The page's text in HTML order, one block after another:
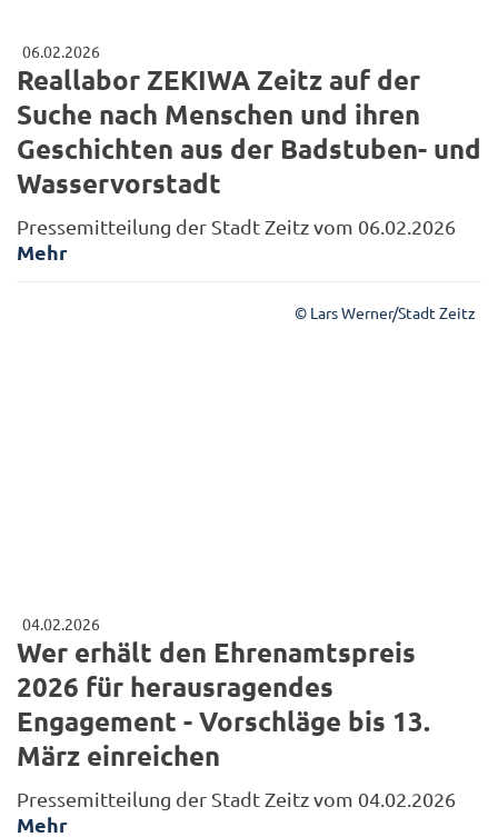
06.02.2026
Reallabor ZEKIWA Zeitz auf der
Suche nach Menschen und ihren
Geschichten aus der Badstuben- und
Wasservorstadt
Pressemitteilung der Stadt Zeitz vom 06.02.2026
Mehr
© Lars Werner/Stadt Zeitz
04.02.2026
Wer erhält den Ehrenamtspreis
2026 für herausragendes
Engagement - Vorschläge bis 13.
März einreichen
Pressemitteilung der Stadt Zeitz vom 04.02.2026
Mehr